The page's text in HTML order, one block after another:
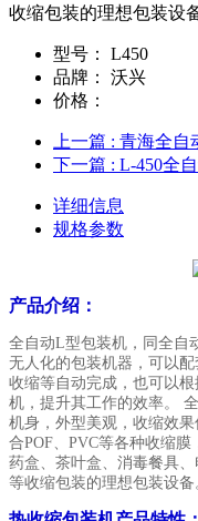
收缩包装的理想包装设备
型号：
L450
品牌：
沃兴
价格：
上一篇 : 青海全自
下一篇 : L-450全
详细信息
规格参数
产品介绍：
全自动L型包装机，同全自
无人化的包装机器，可以
收缩等自动完成，也可以
机，提升其工作的效率。
机身，外型美观，收缩效
合POF、PVC等各种收缩膜
药盒、茶叶盒、消毒餐具
等收缩包装的理想包装设备